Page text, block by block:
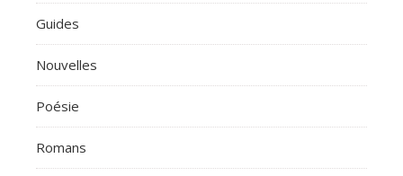
Guides
Nouvelles
Poésie
Romans